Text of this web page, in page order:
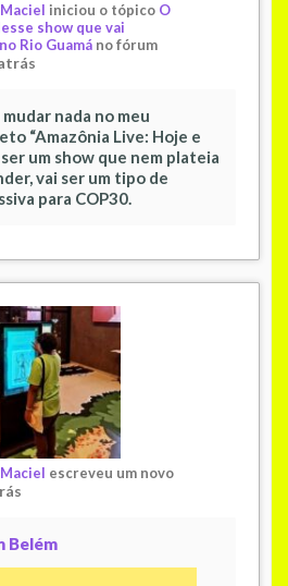
iniciou o tópico O
show que vai
Rio Guamáno fórum
mudar nada no meu
“Amazônia Live: Hoje e
ser um show que nem plateia
vai ser um tipo de
para COP30.
escreveu um novo
Belém